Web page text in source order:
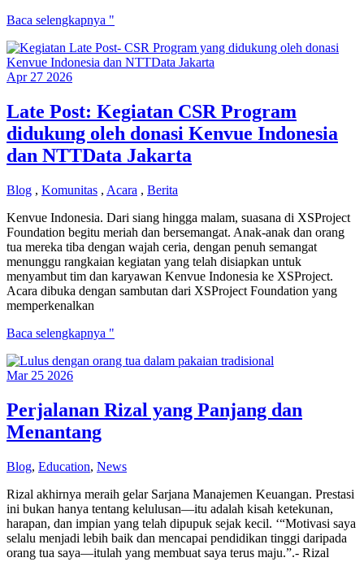
Ini
Akhir
Tahun
Ajaran
Baca selengkapnya "
Apr 27 2026
Late Post: Kegiatan CSR Program
didukung oleh donasi Kenvue Indonesia
dan NTTData Jakarta
Blog , Komunitas , Acara , Berita
Kenvue Indonesia. Dari siang hingga malam, suasana di XSProject
Foundation begitu meriah dan bersemangat. Anak-anak dan orang
tua mereka tiba dengan wajah ceria, dengan penuh semangat
menunggu rangkaian kegiatan yang telah disiapkan untuk
menyambut tim dan karyawan Kenvue Indonesia ke XSProject.
Acara dibuka dengan sambutan dari XSProject Foundation yang
memperkenalkan
Late
Kegiatan
CSR
didukung
oleh
donasi
Indonesia
NTTData
Jakarta
Baca selengkapnya "
Mar 25 2026
Perjalanan Rizal yang Panjang dan
Menantang
Blog, Education, News
Rizal akhirnya meraih gelar Sarjana Manajemen Keuangan. Prestasi
ini bukan hanya tentang kelulusan—itu adalah kisah ketekunan,
harapan, dan impian yang telah dipupuk sejak kecil. ‘“Motivasi saya
selalu menjadi lebih baik dan mencapai pendidikan tinggi daripada
orang tua saya—itulah yang membuat saya terus maju.”.- Rizal